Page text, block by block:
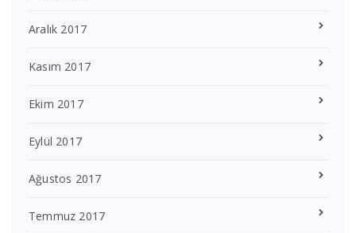
Aralık 2017
Kasım 2017
Ekim 2017
Eylül 2017
Ağustos 2017
Temmuz 2017